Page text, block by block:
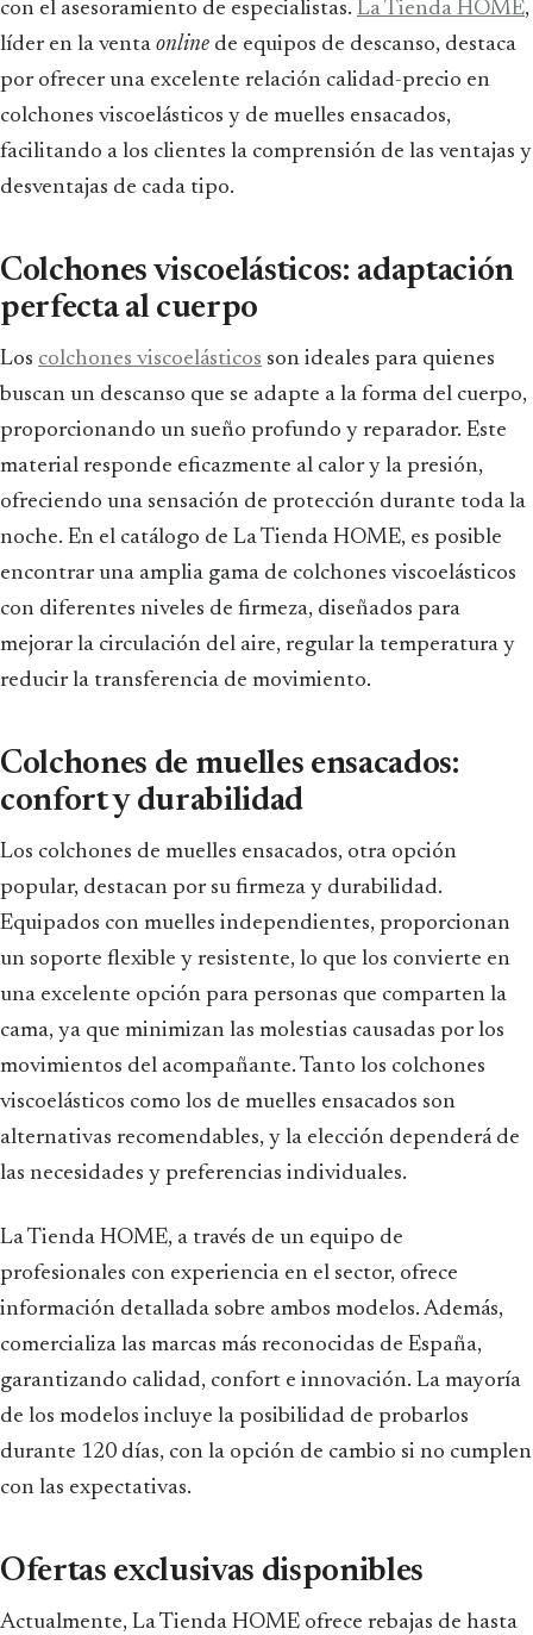
con el asesoramiento de especialistas. La Tienda HOME,
líder en la venta online de equipos de descanso, destaca
por ofrecer una excelente relación calidad-precio en
colchones viscoelásticos y de muelles ensacados,
facilitando a los clientes la comprensión de las ventajas y
desventajas de cada tipo.
Colchones viscoelásticos: adaptación
perfecta al cuerpo
Los colchones viscoelásticos son ideales para quienes
buscan un descanso que se adapte a la forma del cuerpo,
proporcionando un sueño profundo y reparador. Este
material responde eficazmente al calor y la presión,
ofreciendo una sensación de protección durante toda la
noche. En el catálogo de La Tienda HOME, es posible
encontrar una amplia gama de colchones viscoelásticos
con diferentes niveles de firmeza, diseñados para
mejorar la circulación del aire, regular la temperatura y
reducir la transferencia de movimiento.
Colchones de muelles ensacados:
confort y durabilidad
Los colchones de muelles ensacados, otra opción
popular, destacan por su firmeza y durabilidad.
Equipados con muelles independientes, proporcionan
un soporte flexible y resistente, lo que los convierte en
una excelente opción para personas que comparten la
cama, ya que minimizan las molestias causadas por los
movimientos del acompañante. Tanto los colchones
viscoelásticos como los de muelles ensacados son
alternativas recomendables, y la elección dependerá de
las necesidades y preferencias individuales.
La Tienda HOME, a través de un equipo de
profesionales con experiencia en el sector, ofrece
información detallada sobre ambos modelos. Además,
comercializa las marcas más reconocidas de España,
garantizando calidad, confort e innovación. La mayoría
de los modelos incluye la posibilidad de probarlos
durante 120 días, con la opción de cambio si no cumplen
con las expectativas.
Ofertas exclusivas disponibles
Actualmente, La Tienda HOME ofrece rebajas de hasta